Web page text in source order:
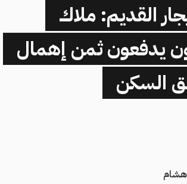
القديم: ملاك
يدفعون ثمن إهمال
السكن